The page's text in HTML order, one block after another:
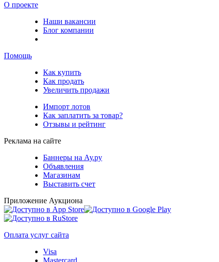
О проекте
Наши вакансии
Блог компании
Помощь
Как купить
Как продать
Увеличить продажи
Импорт лотов
Как заплатить за товар?
Отзывы и рейтинг
Реклама на сайте
Баннеры на Ау.ру
Объявления
Магазинам
Выставить счет
Приложение Аукциона
Оплата услуг сайта
Visa